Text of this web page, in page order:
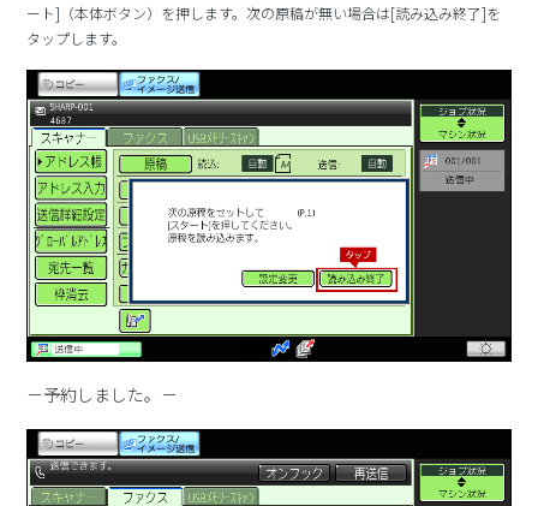
ート]（本体ボタン）を押します。次の原稿が無い場合は[読み込み終了]を
タップします。
－予約しました。－